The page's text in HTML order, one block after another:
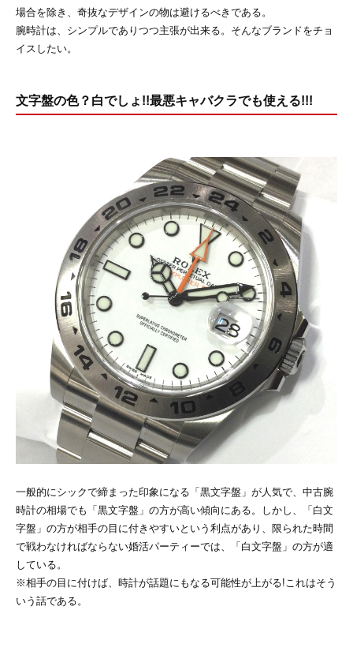
場合を除き、奇抜なデザインの物は避けるべきである。
腕時計は、シンプルでありつつ主張が出来る。そんなブランドをチョ
イスしたい。
文字盤の色？白でしょ!!最悪キャバクラでも使える!!!
一般的にシックで締まった印象になる「黒文字盤」が人気で、中古腕
時計の相場でも「黒文字盤」の方が高い傾向にある。しかし、「白文
字盤」の方が相手の目に付きやすいという利点があり、限られた時間
で戦わなければならない婚活パーティーでは、「白文字盤」の方が適
している。
※相手の目に付けば、時計が話題にもなる可能性が上がる!これはそう
いう話である。